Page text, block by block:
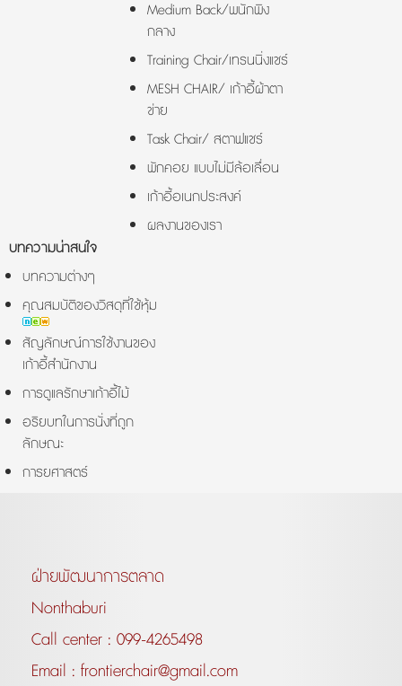
Medium Back/พนักพิง
กลาง
Training Chair/เทรนนิ่งแชร์
MESH CHAIR/ เก้าอี้ผ้าตา
ข่าย
Task Chair/ สตาฟแชร์
พักคอย แบบไม่มีล้อเลื่อน
เก้าอี้อเนกประสงค์
ผลงานของเรา
บทความน่าสนใจ
บทความต่างๆ
คุณสมบัติของวิสดุที่ใช้หุ้ม
สัญลักษณ์การใช้งานของ
เก้าอี้สำนักงาน
การดูแลรักษาเก้าอี้ไม้
อริยบทในการนั่งที่ถูก
ลักษณะ
การยศาสตร์
ฝ่ายพัฒนาการตลาด
Nonthaburi
Call center : 099-4265498
Email : frontierchair@gmail.com